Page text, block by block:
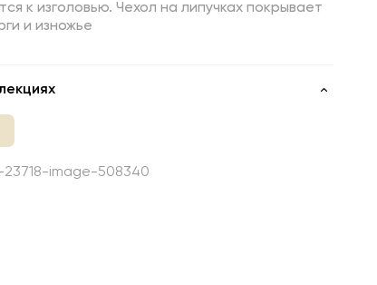
к изголовью. Чехол на липучках покрывает
и изножье